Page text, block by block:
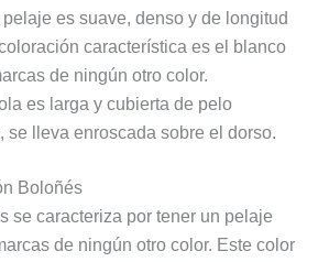
pelaje es suave, denso y de longitud
característica es el blanco
de ningún otro color.
es larga y cubierta de pelo
se lleva enroscada sobre el dorso.
Boloñés
se caracteriza por tener un pelaje
de ningún otro color. Este color